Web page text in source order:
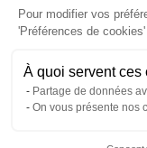
v. 1.45.0
Pour modifier vos
'Préférences de
À quoi servent ces
Partage de données
On vous présente nos